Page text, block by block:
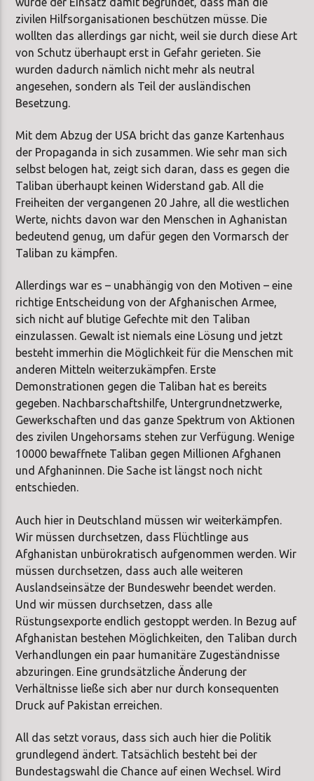
zivilen Hilfsorganisationen beschützen müsse. Die
wollten das allerdings gar nicht, weil sie durch diese Art
von Schutz überhaupt erst in Gefahr gerieten. Sie
wurden dadurch nämlich nicht mehr als neutral
angesehen, sondern als Teil der ausländischen
Besetzung.
Mit dem Abzug der USA bricht das ganze Kartenhaus
der Propaganda in sich zusammen. Wie sehr man sich
selbst belogen hat, zeigt sich daran, dass es gegen die
Taliban überhaupt keinen Widerstand gab. All die
Freiheiten der vergangenen 20 Jahre, all die westlichen
Werte, nichts davon war den Menschen in Aghanistan
bedeutend genug, um dafür gegen den Vormarsch der
Taliban zu kämpfen.
Allerdings war es – unabhängig von den Motiven – eine
richtige Entscheidung von der Afghanischen Armee,
sich nicht auf blutige Gefechte mit den Taliban
einzulassen. Gewalt ist niemals eine Lösung und jetzt
besteht immerhin die Möglichkeit für die Menschen mit
anderen Mitteln weiterzukämpfen. Erste
Demonstrationen gegen die Taliban hat es bereits
gegeben. Nachbarschaftshilfe, Untergrundnetzwerke,
Gewerkschaften und das ganze Spektrum von Aktionen
des zivilen Ungehorsams stehen zur Verfügung. Wenige
10000 bewaffnete Taliban gegen Millionen Afghanen
und Afghaninnen. Die Sache ist längst noch nicht
entschieden.
Auch hier in Deutschland müssen wir weiterkämpfen.
Wir müssen durchsetzen, dass Flüchtlinge aus
Afghanistan unbürokratisch aufgenommen werden. Wir
müssen durchsetzen, dass auch alle weiteren
Auslandseinsätze der Bundeswehr beendet werden.
Und wir müssen durchsetzen, dass alle
Rüstungsexporte endlich gestoppt werden. In Bezug auf
Afghanistan bestehen Möglichkeiten, den Taliban durch
Verhandlungen ein paar humanitäre Zugeständnisse
abzuringen. Eine grundsätzliche Änderung der
Verhältnisse ließe sich aber nur durch konsequenten
Druck auf Pakistan erreichen.
All das setzt voraus, dass sich auch hier die Politik
grundlegend ändert. Tatsächlich besteht bei der
Bundestagswahl die Chance auf einen Wechsel. Wird